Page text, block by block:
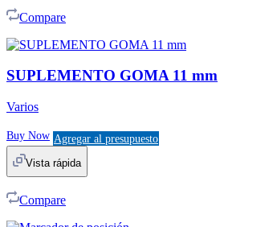
Compare
SUPLEMENTO GOMA 11 mm
Varios
Buy Now Agregar al presupuesto
Vista rápida
Compare